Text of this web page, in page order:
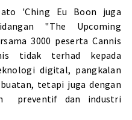
'Ching Eu Boon juga
"The Upcoming
3000 peserta Cannis
tidak terhad kepada
digital, pangkalan
tetapi juga dengan
preventif dan industri